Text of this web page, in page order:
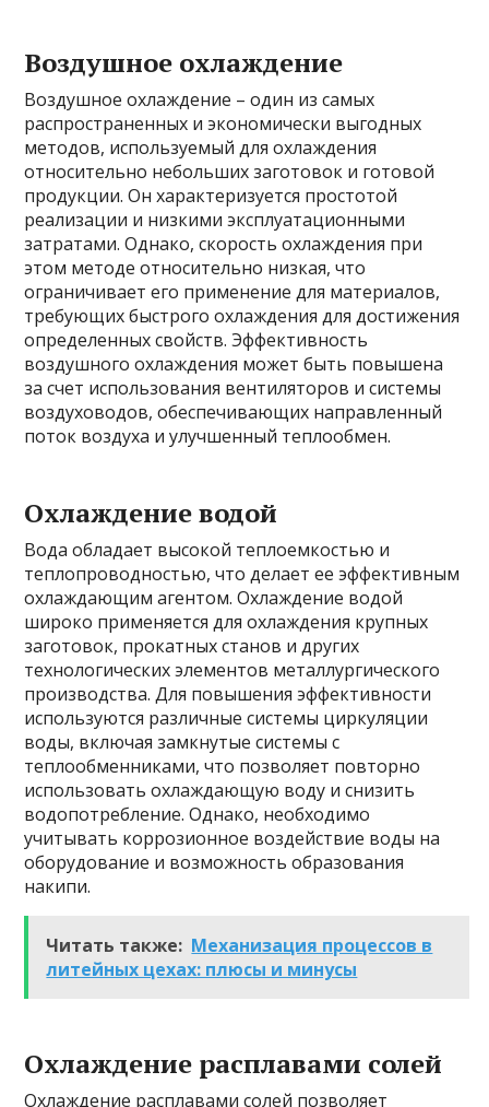
Воздушное охлаждение
Воздушное охлаждение – один из самых
распространенных и экономически выгодных
методов, используемый для охлаждения
относительно небольших заготовок и готовой
продукции. Он характеризуется простотой
реализации и низкими эксплуатационными
затратами. Однако, скорость охлаждения при
этом методе относительно низкая, что
ограничивает его применение для материалов,
требующих быстрого охлаждения для достижения
определенных свойств. Эффективность
воздушного охлаждения может быть повышена
за счет использования вентиляторов и системы
воздуховодов, обеспечивающих направленный
поток воздуха и улучшенный теплообмен.
Охлаждение водой
Вода обладает высокой теплоемкостью и
теплопроводностью, что делает ее эффективным
охлаждающим агентом. Охлаждение водой
широко применяется для охлаждения крупных
заготовок, прокатных станов и других
технологических элементов металлургического
производства. Для повышения эффективности
используются различные системы циркуляции
воды, включая замкнутые системы с
теплообменниками, что позволяет повторно
использовать охлаждающую воду и снизить
водопотребление. Однако, необходимо
учитывать коррозионное воздействие воды на
оборудование и возможность образования
накипи.
Читать также: Механизация процессов в
литейных цехах: плюсы и минусы
Охлаждение расплавами солей
Охлаждение расплавами солей позволяет